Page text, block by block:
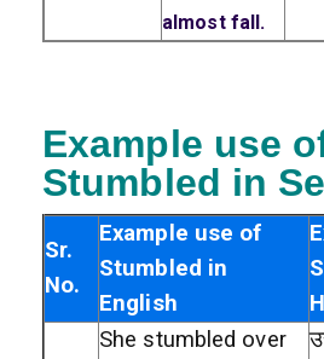
almost fall.
Example use
Stumbled in
Sr.
No.
Example use of
Stumbled in
English
She stumbled over